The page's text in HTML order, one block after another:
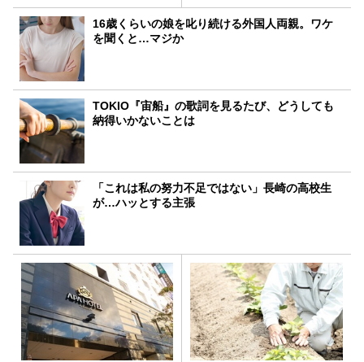
16歳くらいの娘を叱り続ける外国人両親。ワケ
を聞くと…マジか
TOKIO『宙船』の歌詞を見るたび、どうしても
納得いかないことは
「これは私の努力不足ではない」長崎の高校生
が…ハッとする主張